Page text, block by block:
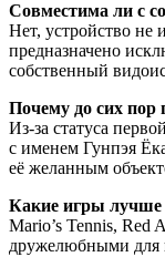
Совместима ли с
Нет, устройство
предназначено
собственный
Почему до сих пор
Из-за статуса
с именем Гунпэя
её желанным
Какие игры лучше
Mario’s Tennis, Red
дружелюбными для